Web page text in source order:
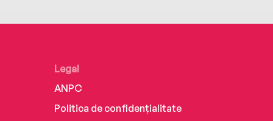
Legal
ANPC
Politica de confidențialitate